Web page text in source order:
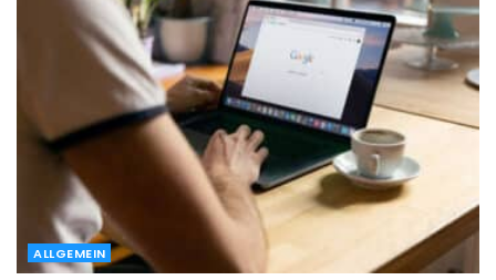
ALLGEMEIN